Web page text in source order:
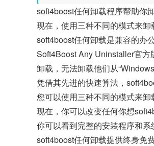
soft4boost任何卸载程序帮助你
现在，使用三种不同的模式来
soft4boost任何卸载是兼容的办
Soft4Boost Any Uninstaller官方
卸载，无法卸载他们从
凭借其先进的快速算法，
您可以使用三种不同的模式来卸
现在，你可以改变任何你想
你可以看到完整的安装程序和
soft4boost任何卸载提供终身免